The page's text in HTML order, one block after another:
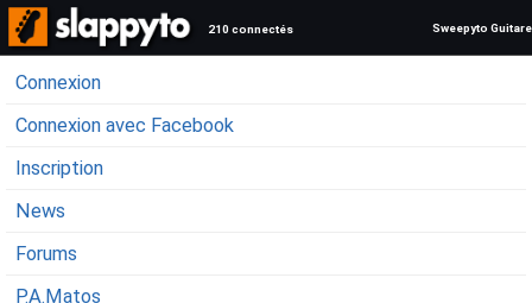
210 connectés Sweepyto Guitare
Connexion
Connexion avec Facebook
Inscription
News
Forums
P.A.Matos